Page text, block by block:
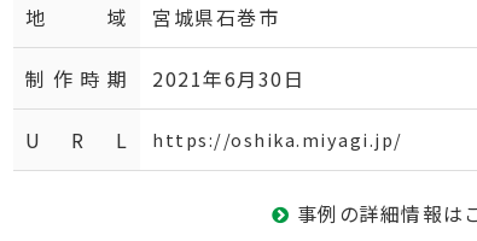
地域 宮城県石巻市
制作時期 2021年6月30日
U R L https://oshika.miyagi.jp/
事例の詳細情報は